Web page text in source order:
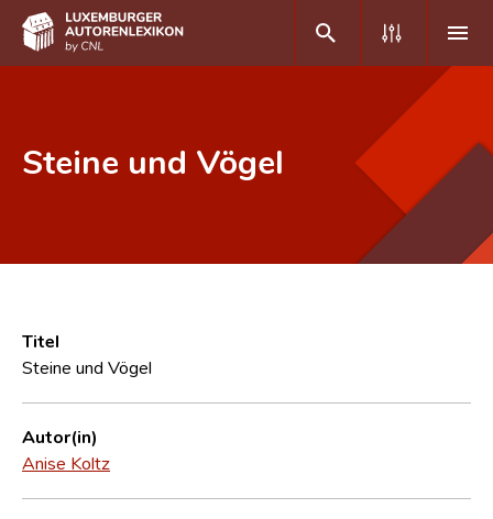
Häufige Fragen und Antworten
CNL
Forschungsgruppe
Kontakt
Steine und Vögel
Titel
Steine und Vögel
Autor(in)
Anise Koltz